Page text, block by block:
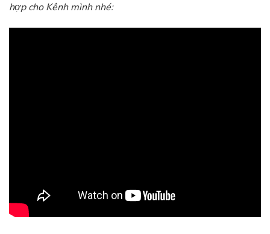
hợp cho Kênh mình nhé: